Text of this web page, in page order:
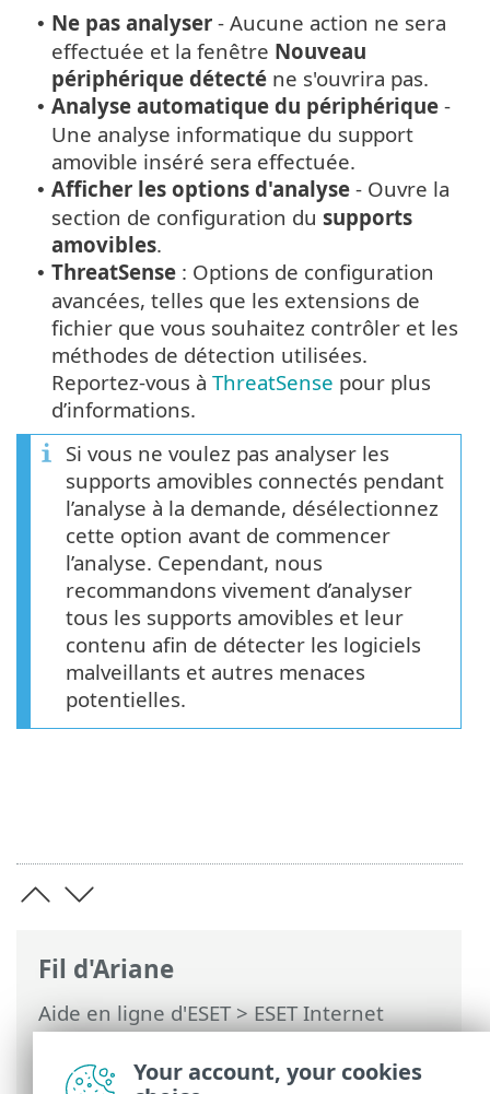
Fil d'Ariane
Aide en ligne d'ESET>ESET Internet
Security>Configuration avancée>
Analyse>Analyse du périphérique>
• Ne pas analyser - Aucune action ne sera
effectuée et la fenêtre Nouveau
périphérique détecté ne s'ouvrira pas.
• Analyse automatique du périphérique -
Une analyse informatique du support
amovible inséré sera effectuée.
• Afficher les options d'analyse - Ouvre la
section de configuration du supports
amovibles.
• ThreatSense : Options de configuration
avancées, telles que les extensions de
fichier que vous souhaitez contrôler et les
méthodes de détection utilisées.
Reportez-vous à ThreatSense pour plus
d’informations.
Si vous ne voulez pas analyser les
supports amovibles connectés pendant
l’analyse à la demande, désélectionnez
cette option avant de commencer
l’analyse. Cependant, nous
recommandons vivement d’analyser
tous les supports amovibles et leur
contenu afin de détecter les logiciels
malveillants et autres menaces
potentielles.
Your account, your cookies